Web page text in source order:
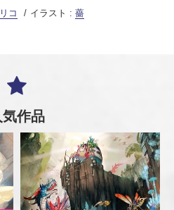
コ イラスト : 薔
気作品